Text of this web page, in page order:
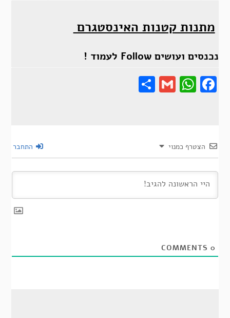
מתנות קטנות האינסטגרם
נכנסים ועושים Follow לעמוד !
Gmail
Share
הצטרף כמנוי התחבר
0